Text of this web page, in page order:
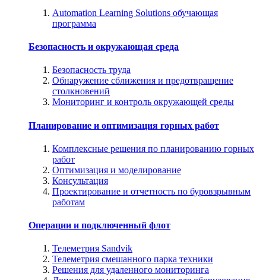
Automation Learning Solutions обучающая
программа
Безопасность и окружающая среда
Безопасность труда
Обнаружение сближения и предотвращение
столкновений
Мониторинг и контроль окружающей среды
Планирование и оптимизация горных работ
Комплексные решения по планированию горных
работ
Оптимизация и моделирование
Консультация
Проектирование и отчетность по буровзрывным
работам
Операции и подключенный флот
Телеметрия Sandvik
Телеметрия смешанного парка техники
Решения для удаленного мониторинга